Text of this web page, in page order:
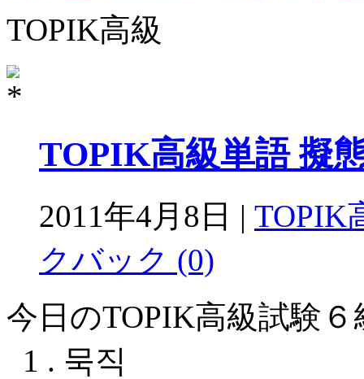
TOPIK高級
TOPIK高級単語 擬
2011年4月8日 | TOPIK
クバック (0)
今日のTOPIK高級試験
1 . 묵직